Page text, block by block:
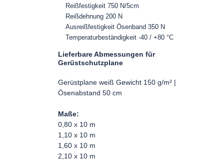
Reißfestigkeit 750 N/5cm
Reißdehnung 200 N
Ausreißfestigkeit Ösenband 350 N
Temperaturbeständigkeit -40 / +80 °C
Lieferbare Abmessungen für
Gerüstschutzplane
Gerüstplane weiß Gewicht 150 g/m² |
Ösenabstand 50 cm
Maße:
0,80 x 10 m
1,10 x 10 m
1,60 x 10 m
2,10 x 10 m